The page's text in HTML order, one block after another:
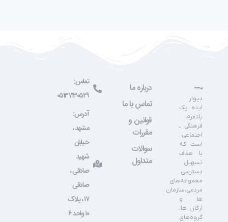
دیوار
ایده یک
پلتفرم
فرهنگی ـ
اجتماعی
است که
با هدف
تسهیل
دسترسی
مجموعه‌های
مردمی،سازمان
ها و
ارگان ها،
گروه‌های
درباره ما
تماس با ما
قوانین و
مقررات
سوالات
متداول
تماس:
۰۵۱۳۷۱۳۰۵۲۹
آدرس:
مشهد ،
خیابان
شهید
صادقی ،
صادقی
۱۷ ، پلاک
۱۰ واحد ۶